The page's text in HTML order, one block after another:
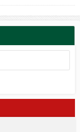
lazım" der mi?
ifadeler tarikat
arası bozulan iki
söylenmiştir.